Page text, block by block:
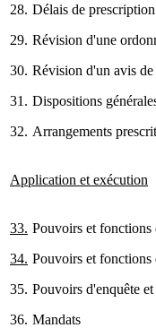
28.
29.
30.
31.
32.
Délais de
Révision d'une
Révision d'un avis
Dispositions
Arrangements
Application et exécution
33.
34.
35.
36.
Pouvoirs et fonctions
Pouvoirs et fonctions
Pouvoirs d'enquête
Mandats